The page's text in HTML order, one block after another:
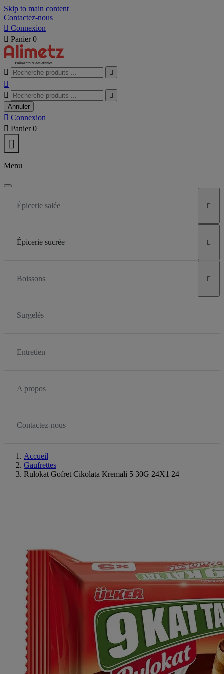
Skip to main content
Contactez-nous
 Connexion
 Panier 0
 



Annuler
 Connexion
 Panier 0

Menu
Épicerie salée 
Épicerie sucrée 
Boissons 
Surgelés
Entretien
A propos
Contactez-nous
Accueil
Gaufrettes
Rulokat Gofret Cikolata Kremali 5 30G 24X1 24